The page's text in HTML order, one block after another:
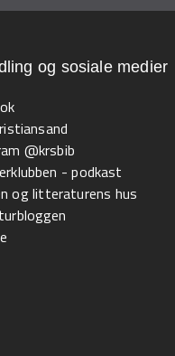
og sosiale medier
@krsbib
- podkast
og litteraturens hus